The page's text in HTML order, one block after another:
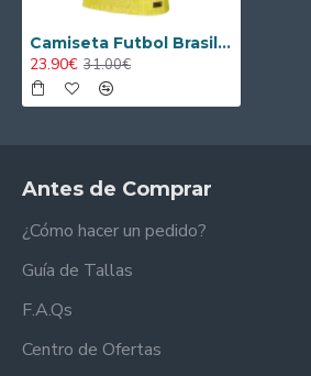
Camiseta Futbol Brasil Primera Equipación 2024 Versión Jugador
23.90€ 31.00€
Antes de Comprar
¿Cómo hacer un pedido?
Guía de Tallas
F.A.Qs
Centro de Ofertas